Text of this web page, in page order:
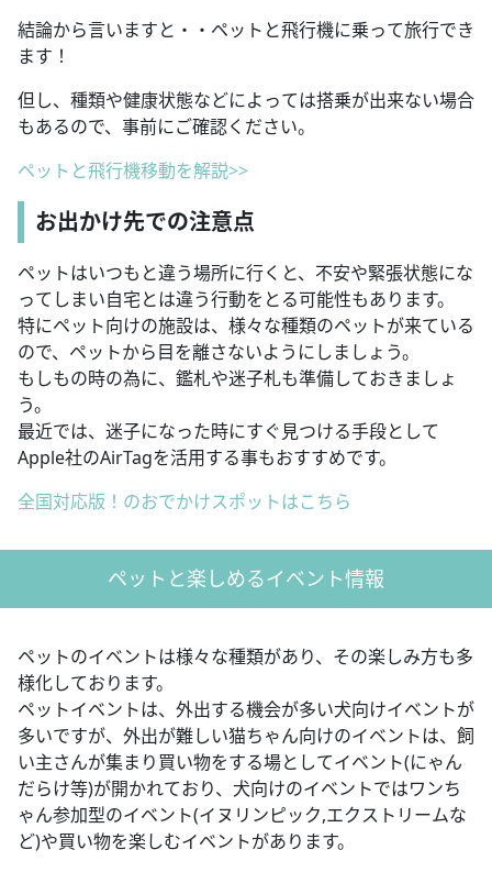
結論から言いますと・・ペットと飛行機に乗って旅行でき
ます！
但し、種類や健康状態などによっては搭乗が出来ない場合
もあるので、事前にご確認ください。
ペットと飛行機移動を解説>>
お出かけ先での注意点
ペットはいつもと違う場所に行くと、不安や緊張状態にな
ってしまい自宅とは違う行動をとる可能性もあります。
特にペット向けの施設は、様々な種類のペットが来ている
ので、ペットから目を離さないようにしましょう。
もしもの時の為に、鑑札や迷子札も準備しておきましょ
う。
最近では、迷子になった時にすぐ見つける手段として
Apple社のAirTagを活用する事もおすすめです。
全国対応版！のおでかけスポットはこちら
ペットと楽しめるイベント情報
ペットのイベントは様々な種類があり、その楽しみ方も多
様化しております。
ペットイベントは、外出する機会が多い犬向けイベントが
多いですが、外出が難しい猫ちゃん向けのイベントは、飼
い主さんが集まり買い物をする場としてイベント(にゃん
だらけ等)が開かれており、犬向けのイベントではワンち
ゃん参加型のイベント(イヌリンピック,エクストリームな
ど)や買い物を楽しむイベントがあります。